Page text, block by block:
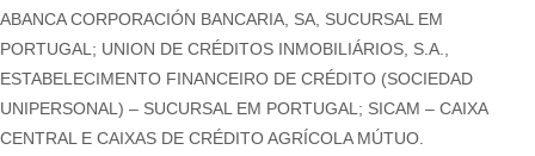
ABANCA CORPORACIÓN BANCARIA, SA, SUCURSAL EM
PORTUGAL; UNION DE CRÉDITOS INMOBILIÁRIOS, S.A.,
ESTABELECIMENTO FINANCEIRO DE CRÉDITO (SOCIEDAD
UNIPERSONAL) – SUCURSAL EM PORTUGAL; SICAM – CAIXA
CENTRAL E CAIXAS DE CRÉDITO AGRÍCOLA MÚTUO.